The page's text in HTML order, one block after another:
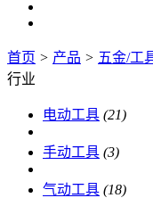
首页 > 产品 > 五金/工
行业
电动工具 (21)
手动工具 (3)
气动工具 (18)